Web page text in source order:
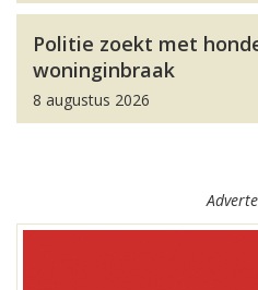
Politie zoekt met
woninginbraak
8 augustus 2026